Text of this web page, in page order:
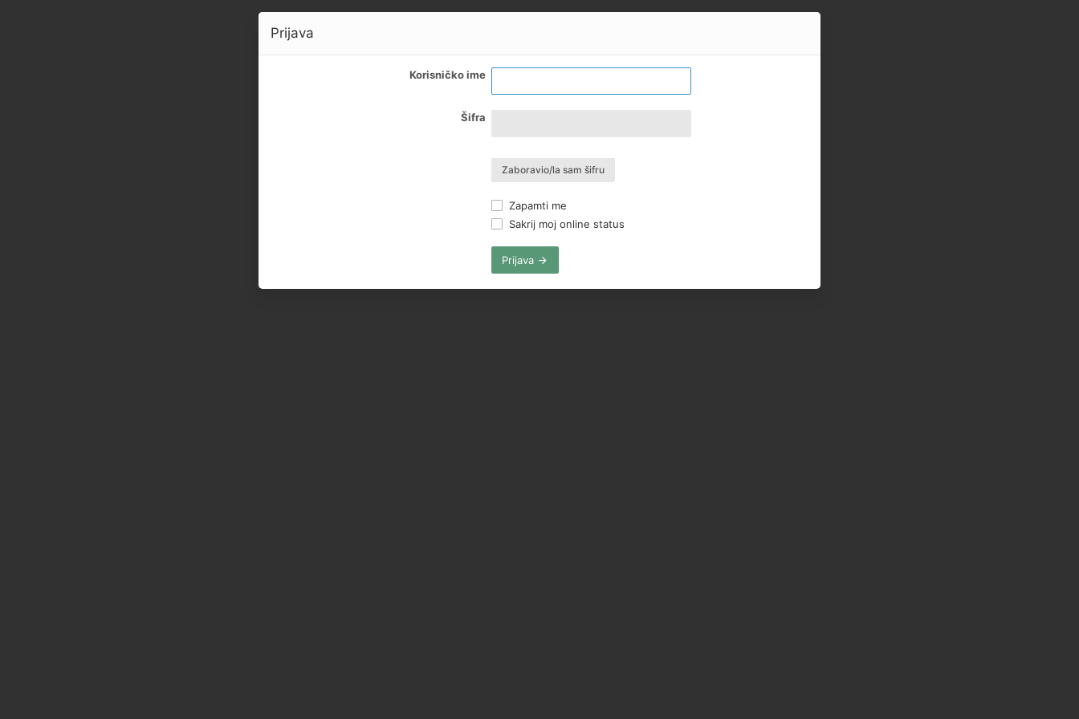
Prijava
Korisničko ime
Šifra
Zaboravio/la sam šifru
Zapamti me
Sakrij moj online status
Prijava